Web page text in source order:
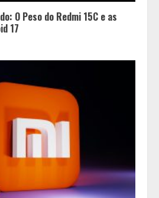
O Peso do Redmi 15C e as
17